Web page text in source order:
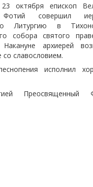
октября епископ
Фотий совершил
Литургию в
собора святого
архиерей
со славословием.
исполнил
Преосвященный